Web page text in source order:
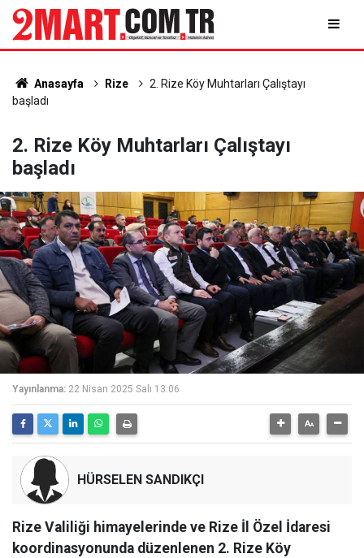
Anasayfa Rize
2. Rize Köy Muhtarları Çalıştayı
başladı
2. Rize Köy Muhtarları Çalıştayı
başladı
Yayınlanma: 22 Nisan 2025 Salı 13:06
HÜRSELEN SANDIKÇI
Rize Valiliği himayelerinde ve Rize İl Özel İdaresi
koordinasyonunda düzenlenen 2. Rize Köy